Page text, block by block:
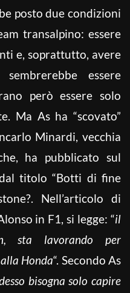
posto due condizioni
transalpino: essere
e, soprattutto, avere
essere
però essere solo
Ma As ha “scovato”
Minardi, vecchia
ha pubblicato sul
titolo “Botti di fine
Nell’articolo di
in F1, si legge: “il
sta lavorando per
Honda“. Secondo As
bisogna solo capire